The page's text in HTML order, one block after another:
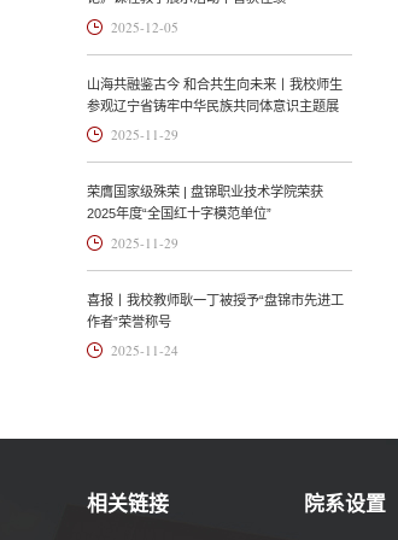
2025-12-05
山海共融鉴古今 和合共生向未来丨我校师生
参观辽宁省铸牢中华民族共同体意识主题展
2025-11-29
荣膺国家级殊荣 | 盘锦职业技术学院荣获
2025年度“全国红十字模范单位”
2025-11-29
喜报丨我校教师耿一丁被授予“盘锦市先进工
作者”荣誉称号
2025-11-24
相关链接 院系设置